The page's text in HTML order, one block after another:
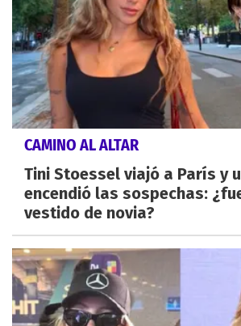
CAMINO AL ALTAR
Tini Stoessel viajó a París y
encendió las sospechas:
vestido de novia?